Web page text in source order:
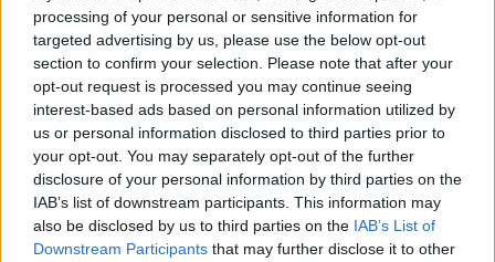
processing of your personal or sensitive information for
targeted advertising by us, please use the below opt-out
section to confirm your selection. Please note that after your
opt-out request is processed you may continue seeing
interest-based ads based on personal information utilized by
us or personal information disclosed to third parties prior to
your opt-out. You may separately opt-out of the further
disclosure of your personal information by third parties on the
IAB’s list of downstream participants. This information may
also be disclosed by us to third parties on the IAB’s List of
Downstream Participants that may further disclose it to other
ΛΙΜΝΗ ΠΛΑΣΤΗΡΑ - ΔΙΑΜΟΝΗ
Naiades Hotel Resort & Conference